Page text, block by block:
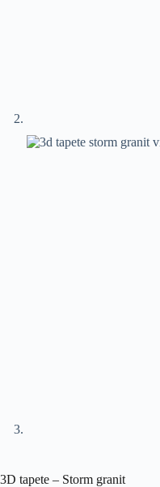
3D tapete – Storm granit